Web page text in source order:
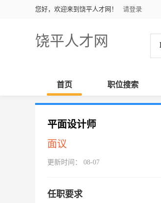
您好，欢迎来到饶平人才网！ 请登录
饶平人才网
首页 职位搜索
平面设计师
面议
更新时间： 08-07
任职要求